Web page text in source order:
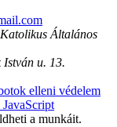
Általános
István u. 13.
elleni védelem
a munkáit.